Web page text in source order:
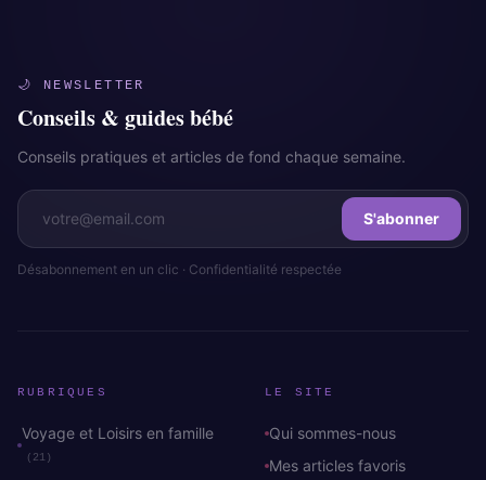
🌙 NEWSLETTER
Conseils & guides bébé
Conseils pratiques et articles de fond chaque semaine.
S'abonner
Désabonnement en un clic · Confidentialité respectée
RUBRIQUES
Voyage et Loisirs en famille
(21)
LE SITE
Qui sommes-nous
Mes articles favoris